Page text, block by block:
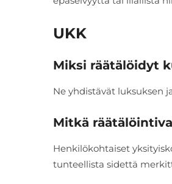
UKK
Miksi räätälöidyt
Ne yhdistävät luksuksen
Mitkä
Henkilökohtaiset
tunteellista sidettä